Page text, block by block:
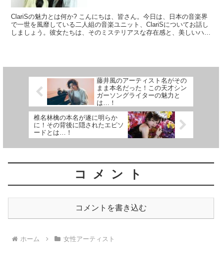
ClariSの魅力とは何か? こんにちは、皆さん。今日は、日本の音楽界
で一世を風靡している二人組の音楽ユニット、ClariSについてお話し
しましょう。彼女たちは、そのミステリアスな存在感と、美しいハー
藤井風のアーティスト名がその
まま本名だった！この天才シン
ガーソングライターの魅力と
は…！
椎名林檎の本名が遂に明らか
に！その背後に隠されたエピソ
ードとは…！
コメント
コメントを書き込む
ホーム 女性アーティスト